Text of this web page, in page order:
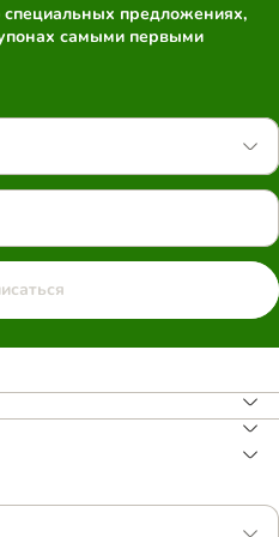
специальных предложениях,
самыми первыми